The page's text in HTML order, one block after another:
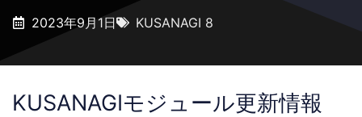
2023年9月1日 KUSANAGI 8
KUSANAGIモジュール更新情報